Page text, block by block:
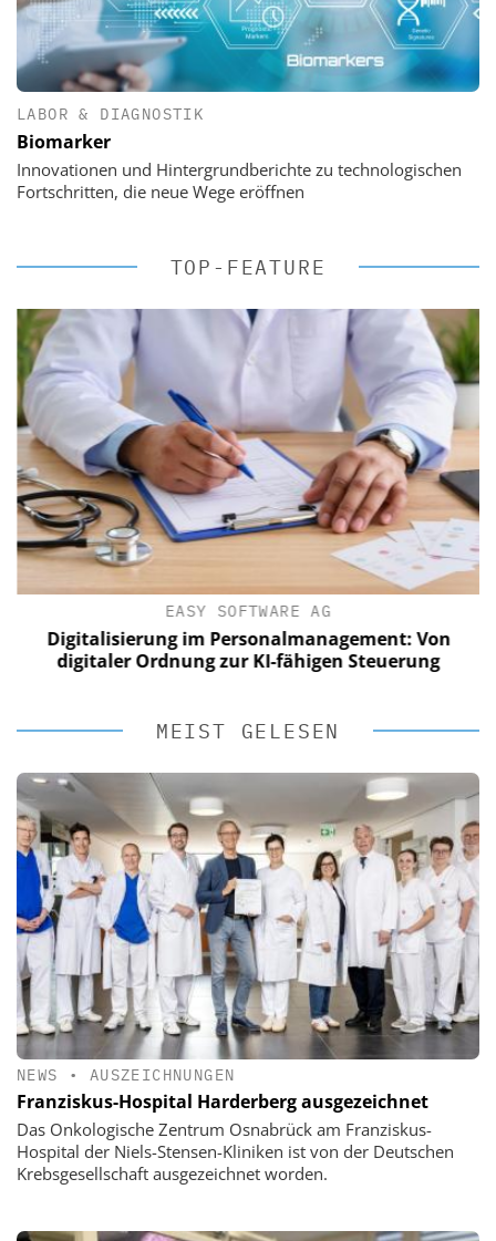
LABOR & DIAGNOSTIK
Biomarker
Innovationen und Hintergrundberichte zu technologischen
Fortschritten, die neue Wege eröffnen
TOP-FEATURE
EASY SOFTWARE AG
Digitalisierung im Personalmanagement: Von
digitaler Ordnung zur KI-fähigen Steuerung
MEIST GELESEN
NEWS • AUSZEICHNUNGEN
Franziskus-Hospital Harderberg ausgezeichnet
Das Onkologische Zentrum Osnabrück am Franziskus-
Hospital der Niels-Stensen-Kliniken ist von der Deutschen
Krebsgesellschaft ausgezeichnet worden.